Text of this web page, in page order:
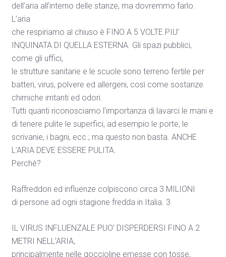
dell’aria all’interno delle stanze, ma dovremmo farlo.
L’aria
che respiriamo al chiuso è FINO A 5 VOLTE PIU’
INQUINATA DI QUELLA ESTERNA. Gli spazi pubblici,
come gli uffici,
le strutture sanitarie e le scuole sono terreno fertile per
batteri, virus, polvere ed allergeni, così come sostanze
chimiche irritanti ed odori.
Tutti quanti riconosciamo l’importanza di lavarci le mani e
di tenere pulite le superfici, ad esempio le porte, le
scrivanie, i bagni, ecc.; ma questo non basta. ANCHE
L’ARIA DEVE ESSERE PULITA.
Perchè?
Raffreddori ed influenze colpiscono circa 3 MILIONI
di persone ad ogni stagione fredda in Italia. 3
IL VIRUS INFLUENZALE PUO’ DISPERDERSI FINO A 2
METRI NELL’ARIA,
principalmente nelle goccioline emesse con tosse,